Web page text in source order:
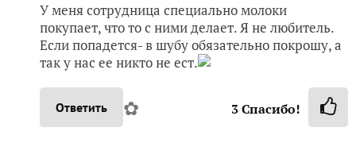
У меня сотрудница специально молоки
покупает, что то с ними делает. Я не любитель.
Если попадется- в шубу обязательно покрошу, а
так у нас ее никто не ест.
Ответить ✿ 3Спасибо!